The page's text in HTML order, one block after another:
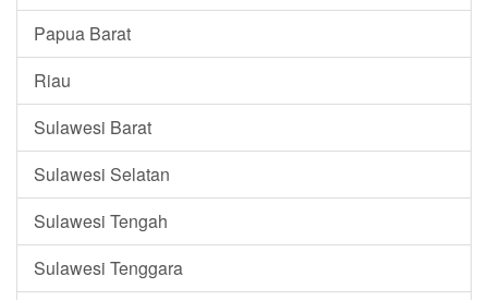
Papua Barat
Riau
Sulawesi Barat
Sulawesi Selatan
Sulawesi Tengah
Sulawesi Tenggara